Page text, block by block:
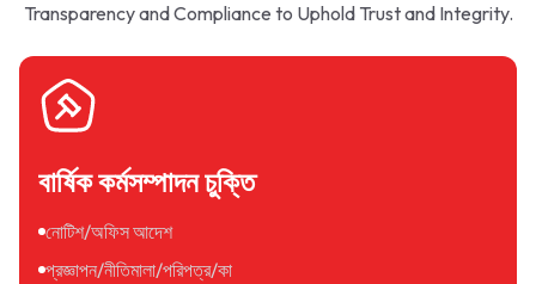
Transparency and Compliance to Uphold Trust and Integrity.
বার্ষিক কর্মসম্পাদন চুক্তি
নোটিশ/অফিস আদেশ
প্রজ্ঞাপন/নীতিমালা/পরিপত্র/কা